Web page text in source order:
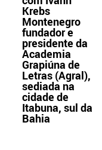
Krebs
Montenegro
fundador e
presidente da
Academia
Grapiúna de
Letras (Agral),
sediada na
cidade de
Itabuna, sul da
Bahia